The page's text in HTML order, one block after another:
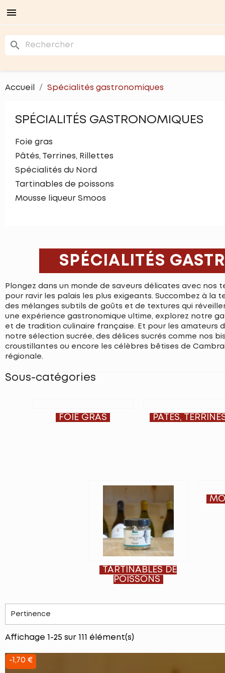

search
Accueil Spécialités gastronomiques
SPÉCIALITÉS GASTRONOMIQUES
Foie gras
Pâtés, Terrines, Rillettes
Spécialités du Nord
Tartinables de poissons
Mousse liqueur Smoos
SPÉCIALITÉS
Plongez dans un monde de saveurs délicates avec
pour ravir les palais les plus exigeants. Succombez à
des mélanges subtils de goûts et de textures qui
une expérience gastronomique ultime, explorez notre
et de tradition culinaire française. Et pour les amateurs
notre sélection sucrée, des délices sucrés comme nos
croustillantes ou encore les célèbres bêtises de
régionale.
Sous-catégories
FOIE GRAS PÂTÉS,
TARTINABLES DE
POISSONS
Pertinence
Affichage 1-25 sur 111 élément(s)
-1,70 €